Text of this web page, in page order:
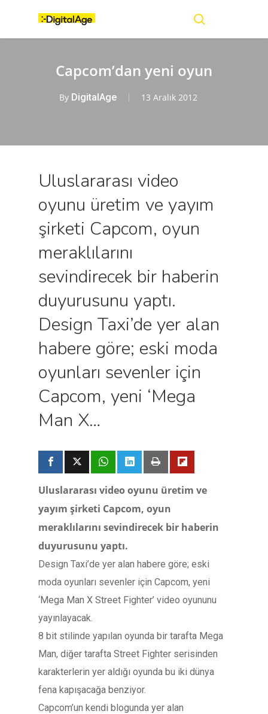
content
Capcom’dan yeni oyun
By DigitalAge 13 Aralık 2012
Uluslararası video
oyunu üretim ve yayım
şirketi Capcom, oyun
meraklılarını
sevindirecek bir haberin
duyurusunu yaptı.
Design Taxi’de yer alan
habere göre; eski moda
oyunları sevenler için
Capcom, yeni ‘Mega
Man X…
Uluslararası video oyunu üretim ve
yayım şirketi Capcom, oyun
meraklılarını sevindirecek bir haberin
duyurusunu yaptı.
Design Taxi’de yer alan habere göre; eski
moda oyunları sevenler için Capcom, yeni
‘Mega Man X Street Fighter’ video oyununu
yayınlayacak.
8 bit stilinde yapılan oyunda bir tarafta Mega
Man, diğer tarafta Street Fighter serisinden
karakterlerin yer aldığı oyunda bu iki dünya
fena kapışacağa benziyor.
Capcom’un kendi blogunda yer alan